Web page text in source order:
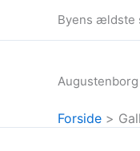
Byens ældste
Forside